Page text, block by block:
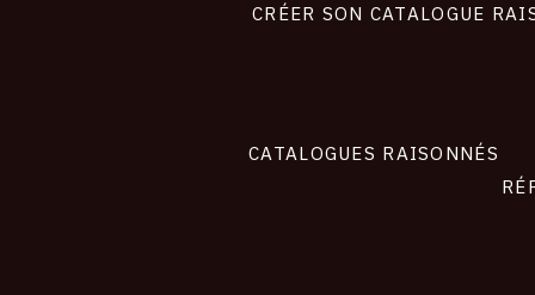
CRÉER SON CATALOGUE
CATALOGUES RAISONNÉS